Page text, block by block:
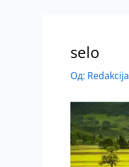
selo
Од: Redakcija